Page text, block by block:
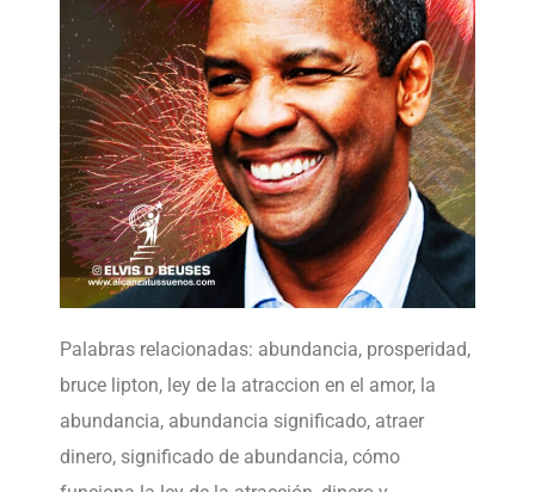
Palabras relacionadas: abundancia, prosperidad,
bruce lipton, ley de la atraccion en el amor, la
abundancia, abundancia significado, atraer
dinero, significado de abundancia, cómo